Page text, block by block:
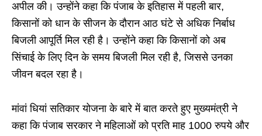
अपील की। उन्होंने कहा कि पंजाब के इतिहास में पहली बार,
किसानों को धान के सीजन के दौरान आठ घंटे से अधिक निर्बाध
बिजली आपूर्ति मिल रही है। उन्होंने कहा कि किसानों को अब
सिंचाई के लिए दिन के समय बिजली मिल रही है, जिससे उनका
जीवन बदल रहा है।
मांवां धियां सतिकार योजना के बारे में बात करते हुए मुख्यमंत्री ने
कहा कि पंजाब सरकार ने महिलाओं को प्रति माह 1000 रुपये और